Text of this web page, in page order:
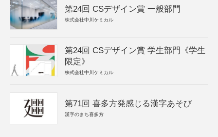
第24回 CSデザイン賞 一般部門
株式会社中川ケミカル
第24回 CSデザイン賞 学生部門《学生
限定》
株式会社中川ケミカル
第71回 喜多方発感じる漢字あそび
漢字のまち喜多方